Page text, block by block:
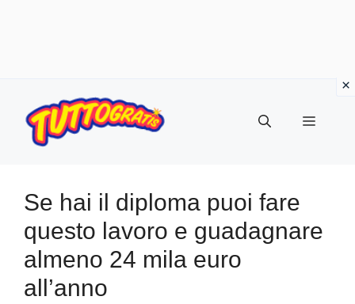
contenuto
Menu
Se hai il diploma puoi fare
questo lavoro e guadagnare
almeno 24 mila euro
all’anno